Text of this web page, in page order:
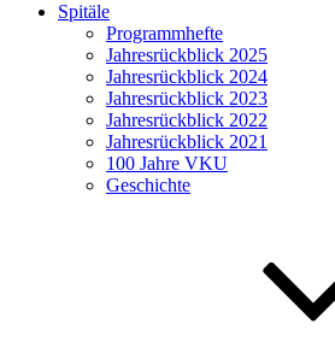
Spitäle
Programmhefte
Jahresrückblick 2025
Jahresrückblick 2024
Jahresrückblick 2023
Jahresrückblick 2022
Jahresrückblick 2021
100 Jahre VKU
Geschichte